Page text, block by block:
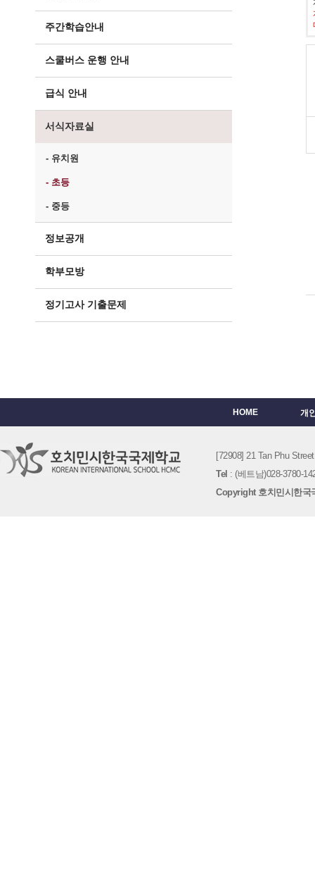
주간학습안내
스쿨버스 운행 안내
급식 안내
서식자료실
- 유치원
- 초등
- 중등
정보공개
학부모방
정기고사 기출문제
HOME 개
[72908] 21 Tan Phu
Tel : (베트남)028-3780-
Copyright 호치민시한국